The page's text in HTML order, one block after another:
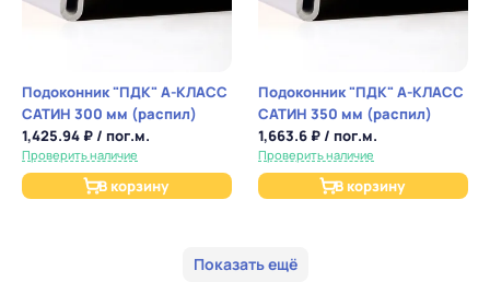
Подоконник "ПДК" А-КЛАСС
САТИН 300 мм (распил)
1,425.94 ₽ / пог.м.
Проверить наличие
В корзину
Подоконник "ПДК" А-КЛАСС
САТИН 350 мм (распил)
1,663.6 ₽ / пог.м.
Проверить наличие
В корзину
Показать ещё